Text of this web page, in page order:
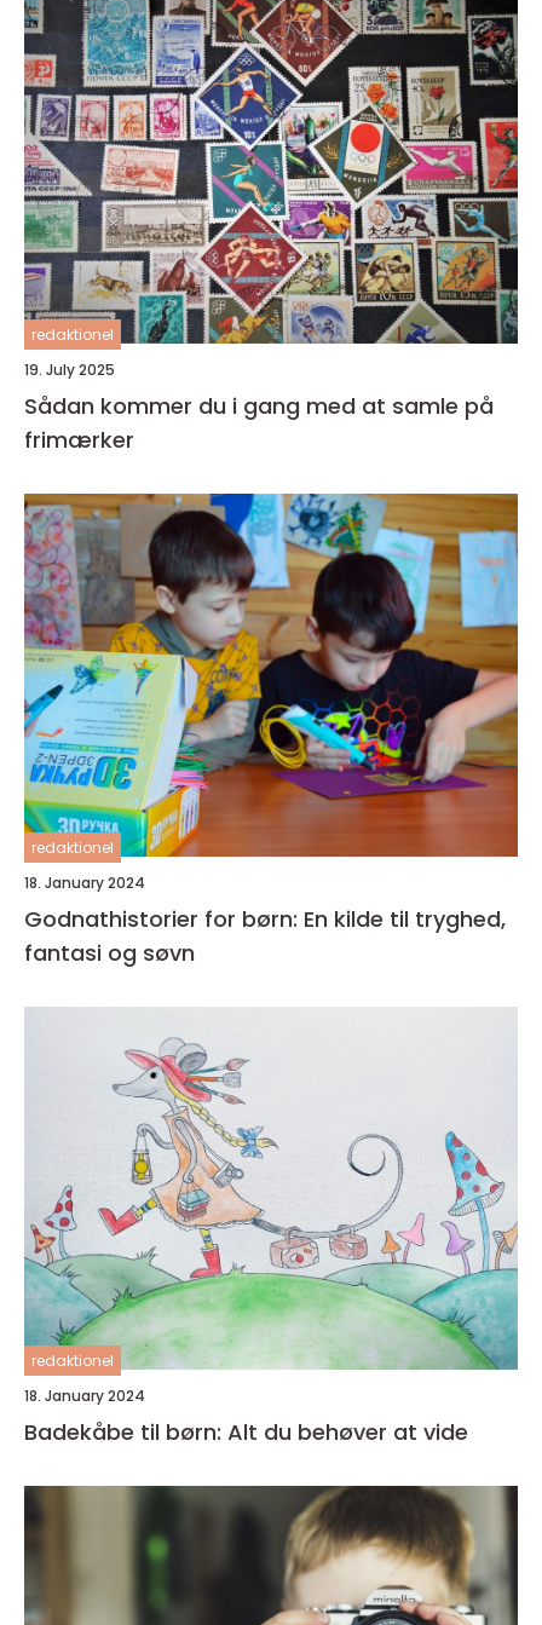
redaktionel
19. July 2025
Sådan kommer du i gang med at samle på
frimærker
redaktionel
18. January 2024
Godnathistorier for børn: En kilde til tryghed,
fantasi og søvn
redaktionel
18. January 2024
Badekåbe til børn: Alt du behøver at vide